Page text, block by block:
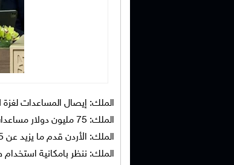
الملك: إيصال المساعدات
الملك: 75 مليون دولار مساعدات أردنية مباشرة لغزة منذ بدء الحرب
الملك: الأردن قدم ما يزيد عن 25 مليون دولار مساعدات غذائية وطبية لغزة
الملك: ننظر بامكانية